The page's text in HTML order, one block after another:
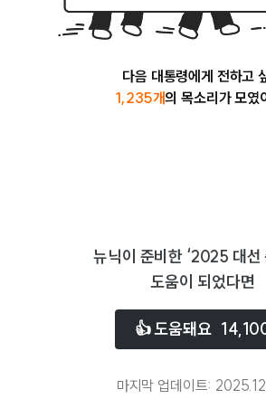
청년들이 제대로 잘 살수
미래를 이끌어갈 아이들이
서로가 서로를 존중하는
다음 대통령에게 전하고
1,235개의 목소리가 모였
뉴닉이 준비한 ‘2025 대선
도움이 되었다면
👍 도움돼요
마지막 업데이트: